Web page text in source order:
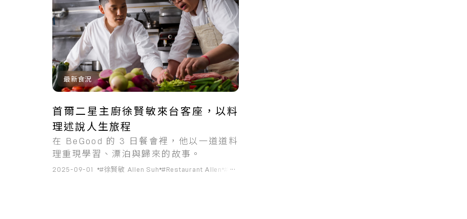
共1筆搜尋結果
最新食況
首爾二星主廚徐賢敏來台客座，以料
理述說人生旅程
在 BeGood 的 3 日餐會裡，他以一道道料
理重現學習、漂泊與歸來的故事。
2025-09-01 #徐賢敏 Allen Suh #Restaurant Allen #BeGood
...